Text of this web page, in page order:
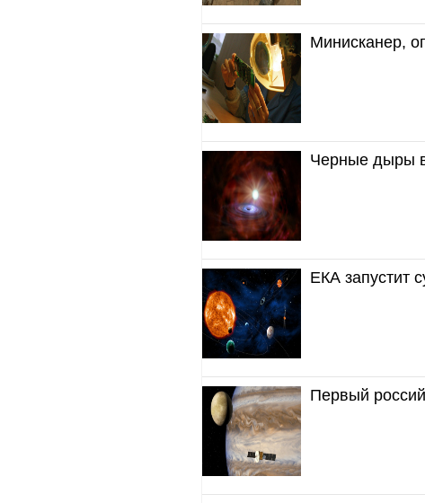
Минисканер,
Черные дыры
ЕКА запустит
Первый